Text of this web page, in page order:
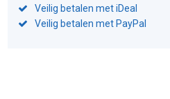
Veilig betalen met iDeal
Veilig betalen met PayPal